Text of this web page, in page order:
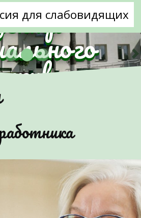
для слабовидящих
г.Минска"